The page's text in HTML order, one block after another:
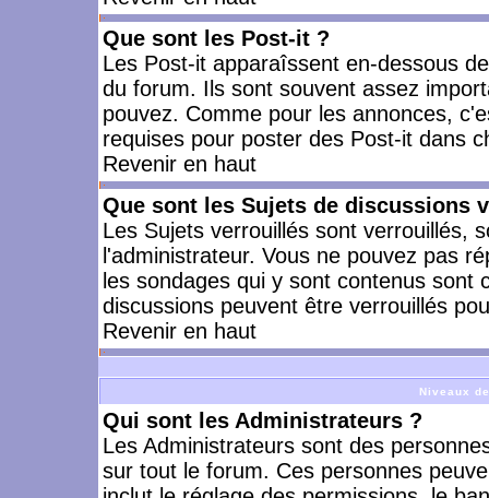
Que sont les Post-it ?
Les Post-it apparaîssent en-dessous
du forum. Ils sont souvent assez
pouvez. Comme pour les annonces,
requises pour poster des Post-it dans
Revenir en haut
Que sont les Sujets de discussions
Les Sujets verrouillés sont verrouillés,
l'administrateur. Vous ne pouvez pas
les sondages qui y sont contenus
discussions peuvent être verrouillés
Revenir en haut
Niveaux
Qui sont les Administrateurs ?
Les Administrateurs sont des
sur tout le forum. Ces personnes